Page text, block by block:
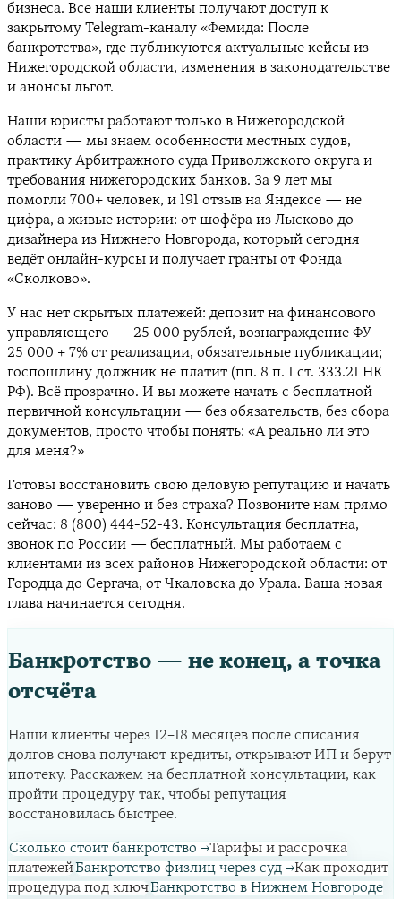
бизнеса. Все наши клиенты получают доступ к
закрытому Telegram-каналу «Фемида: После
банкротства», где публикуются актуальные кейсы из
Нижегородской области, изменения в законодательстве
и анонсы льгот.
Наши юристы работают только в Нижегородской
области — мы знаем особенности местных судов,
практику Арбитражного суда Приволжского округа и
требования нижегородских банков. За 9 лет мы
помогли 700+ человек, и 191 отзыв на Яндексе — не
цифра, а живые истории: от шофёра из Лысково до
дизайнера из Нижнего Новгорода, который сегодня
ведёт онлайн-курсы и получает гранты от Фонда
«Сколково».
У нас нет скрытых платежей: депозит на финансового
управляющего — 25 000 рублей, вознаграждение ФУ —
25 000 + 7% от реализации, обязательные публикации;
госпошлину должник не платит (пп. 8 п. 1 ст. 333.21 НК
РФ). Всё прозрачно. И вы можете начать с бесплатной
первичной консультации — без обязательств, без сбора
документов, просто чтобы понять: «А реально ли это
для меня?»
Готовы восстановить свою деловую репутацию и начать
заново — уверенно и без страха? Позвоните нам прямо
сейчас: 8 (800) 444-52-43. Консультация бесплатна,
звонок по России — бесплатный. Мы работаем с
клиентами из всех районов Нижегородской области: от
Городца до Сергача, от Чкаловска до Урала. Ваша новая
глава начинается сегодня.
Банкротство — не конец, а точка
отсчёта
Наши клиенты через 12–18 месяцев после списания
долгов снова получают кредиты, открывают ИП и берут
ипотеку. Расскажем на бесплатной консультации, как
пройти процедуру так, чтобы репутация
восстановилась быстрее.
Сколько стоит банкротство →Тарифы и рассрочка
платежейБанкротство физлиц через суд →Как проходит
процедура под ключБанкротство в Нижнем Новгороде